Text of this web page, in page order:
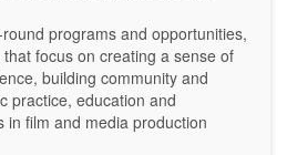
programs and opportunities,
focus on creating a sense of
building community and
practice, education and
in film and media production